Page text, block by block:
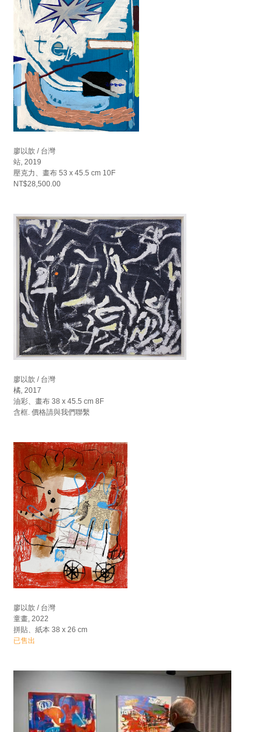
廖以歆 / 台灣
站, 2019
壓克力、畫布 53 x 45.5 cm 10F
NT$28,500.00
廖以歆 / 台灣
橘, 2017
油彩、畫布 38 x 45.5 cm 8F
含框. 價格請與我們聯繫
廖以歆 / 台灣
童畫, 2022
拼貼、紙本 38 x 26 cm
已售出